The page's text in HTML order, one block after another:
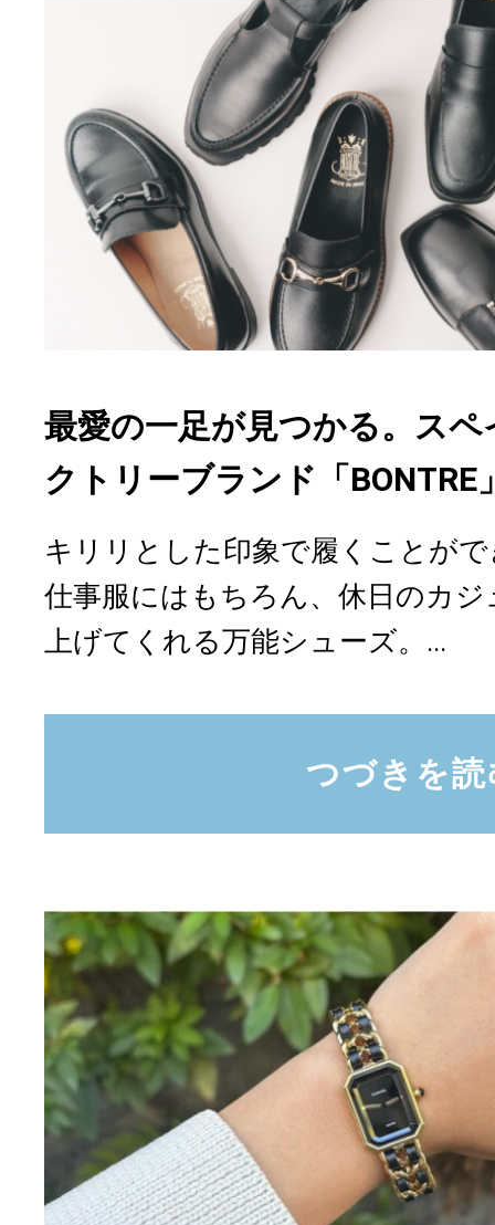
最愛の一足が見つかる。ス
クトリーブランド「
キリリとした印象で履くことが
仕事服にはもちろん、休日のカ
上げてくれる万能シューズ。...
つづきを読